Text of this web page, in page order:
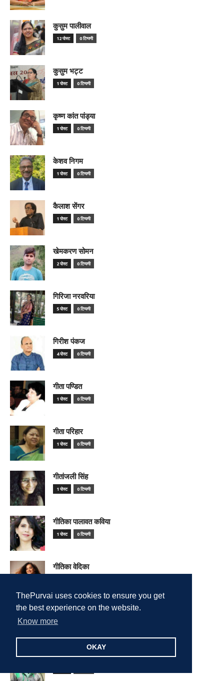
ThePurvai uses cookies to ensure you get
the best experience on the website.
Know more
OKAY
कुसुम पालीवाल
12 पोस्ट 0 टिप्पणी
कुसुम भट्ट
1 पोस्ट 0 टिप्पणी
कृष्ण कांत पांड्या
1 पोस्ट 0 टिप्पणी
केशव निगम
1 पोस्ट 0 टिप्पणी
कैलाश सेंगर
1 पोस्ट 0 टिप्पणी
खेमकरण सोमन
2 पोस्ट 0 टिप्पणी
गिरिजा नरवरिया
5 पोस्ट 0 टिप्पणी
गिरीश पंकज
4 पोस्ट 0 टिप्पणी
गीता पण्डित
1 पोस्ट 0 टिप्पणी
गीता परिहार
1 पोस्ट 0 टिप्पणी
गीतांजली सिंह
1 पोस्ट 0 टिप्पणी
गीतिका पालावत कविया
1 पोस्ट 0 टिप्पणी
गीतिका वेदिका
गोपाल कौशल
1 पोस्ट
गोलेंद्र पटेल